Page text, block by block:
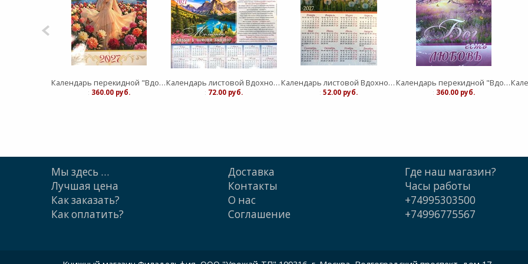
Календарь перекидной "Вдохновение" Сияние Женственности 25Х35
: 360.00 руб.
Календарь листовой Вдохновение "Живый в помощи Вышнего"средний
: 72.00 руб.
Календарь листовой Вдохновение "Господь - защите моя" малый
: 52.00 руб.
Календарь перекидной "Вдохновение" Бог есть любовь 25Х35
: 360.00 руб.
Мы здесь …
Лучшая цена
Как заказать?
Как оплатить?
Доставка
Контакты
О нас
Cоглашение
Где наш магазин?
Часы работы
+74995303500
+74996775567